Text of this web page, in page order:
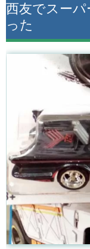
西友でスー
った